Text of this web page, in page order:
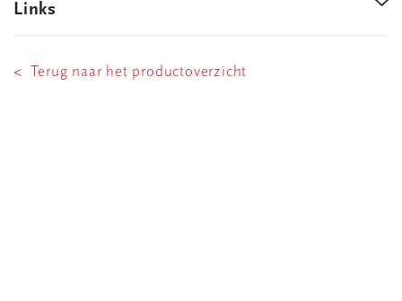
Links
< Terug naar het productoverzicht